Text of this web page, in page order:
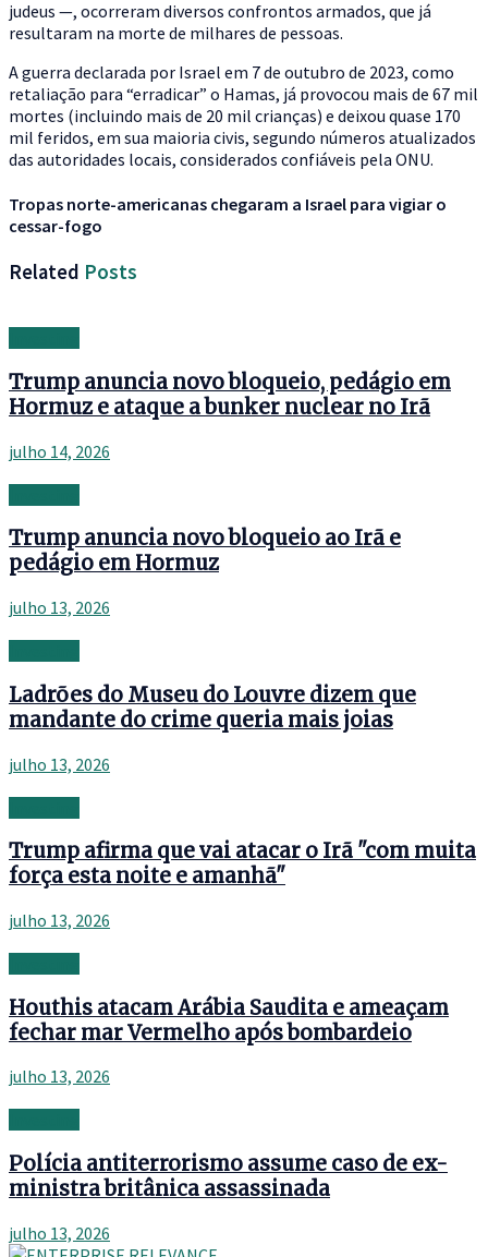
judeus —, ocorreram diversos confrontos armados, que já
resultaram na morte de milhares de pessoas.
A guerra declarada por Israel em 7 de outubro de 2023, como
retaliação para “erradicar” o Hamas, já provocou mais de 67 mil
mortes (incluindo mais de 20 mil crianças) e deixou quase 170
mil feridos, em sua maioria civis, segundo números atualizados
das autoridades locais, considerados confiáveis pela ONU.
Tropas norte-americanas chegaram a Israel para vigiar o
cessar-fogo
Related Posts
Trump anuncia novo bloqueio, pedágio em
Hormuz e ataque a bunker nuclear no Irã
julho 14, 2026
Trump anuncia novo bloqueio ao Irã e
pedágio em Hormuz
julho 13, 2026
Ladrões do Museu do Louvre dizem que
mandante do crime queria mais joias
julho 13, 2026
Trump afirma que vai atacar o Irã "com muita
força esta noite e amanhã"
julho 13, 2026
Houthis atacam Arábia Saudita e ameaçam
fechar mar Vermelho após bombardeio
julho 13, 2026
Polícia antiterrorismo assume caso de ex-
ministra britânica assassinada
julho 13, 2026